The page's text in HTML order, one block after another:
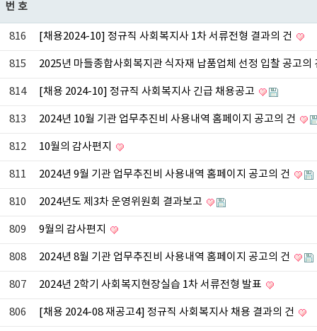
번호
816 [채용2024-10] 정규직 사회복지사 1차 서류전형 결과의 건
815 2025년 마들종합사회복지관 식자재 납품업체 선정 입찰 공고의
814 [채용 2024-10] 정규직 사회복지사 긴급 채용공고
813 2024년 10월 기관 업무추진비 사용내역 홈페이지 공고의 건
812 10월의 감사편지
811 2024년 9월 기관 업무추진비 사용내역 홈페이지 공고의 건
810 2024년도 제3차 운영위원회 결과보고
809 9월의 감사편지
808 2024년 8월 기관 업무추진비 사용내역 홈페이지 공고의 건
807 2024년 2학기 사회복지현장실습 1차 서류전형 발표
806 [채용 2024-08 재공고4] 정규직 사회복지사 채용 결과의 건